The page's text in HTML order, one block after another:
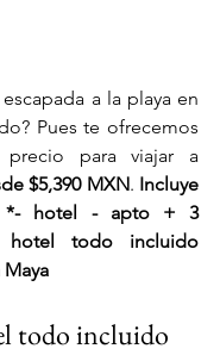
VIAJES 2027
a la playa en
Pues te ofrecemos
$5,390 MXN. Incluye
*- hotel - apto + 3
todo incluido